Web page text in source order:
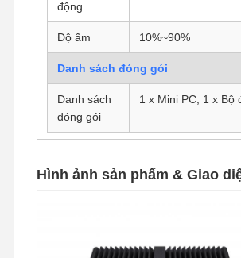
động
Độ ẩm 10%~90%
Danh sách đóng gói
Danh sách
đóng gói
1 x Mini PC, 1 x Bộ
Hình ảnh sản phẩm & Giao